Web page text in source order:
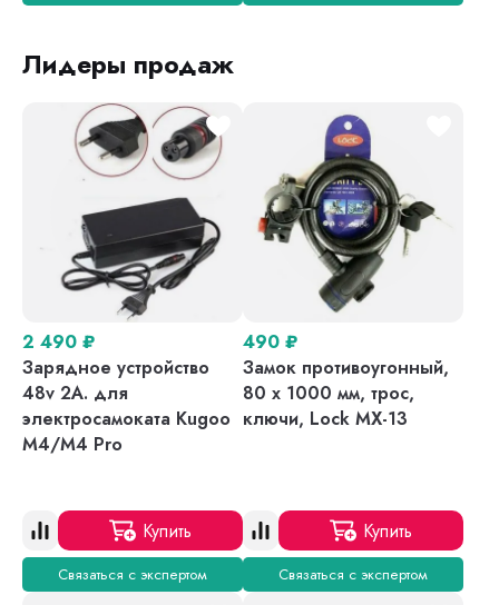
Лидеры продаж
2 490 ₽
Зарядное устройство
48v 2A. для
электросамоката Kugoo
M4/M4 Pro
Купить
Связаться с экспертом
490 ₽
Замок противоугонный,
80 х 1000 мм, трос,
ключи, Lock MX-13
Купить
Связаться с экспертом